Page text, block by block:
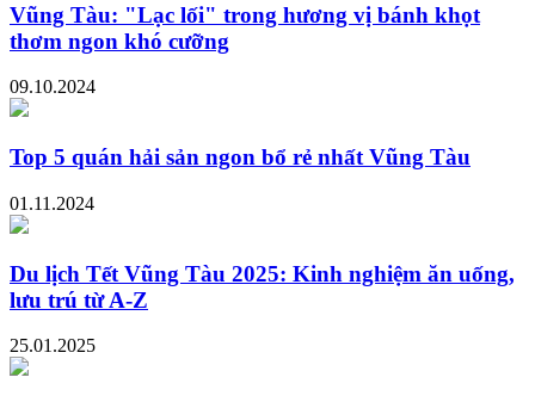
Vũng Tàu: "Lạc lối" trong hương vị bánh khọt
thơm ngon khó cưỡng
09.10.2024
Top 5 quán hải sản ngon bổ rẻ nhất Vũng Tàu
01.11.2024
Du lịch Tết Vũng Tàu 2025: Kinh nghiệm ăn uống,
lưu trú từ A-Z
25.01.2025